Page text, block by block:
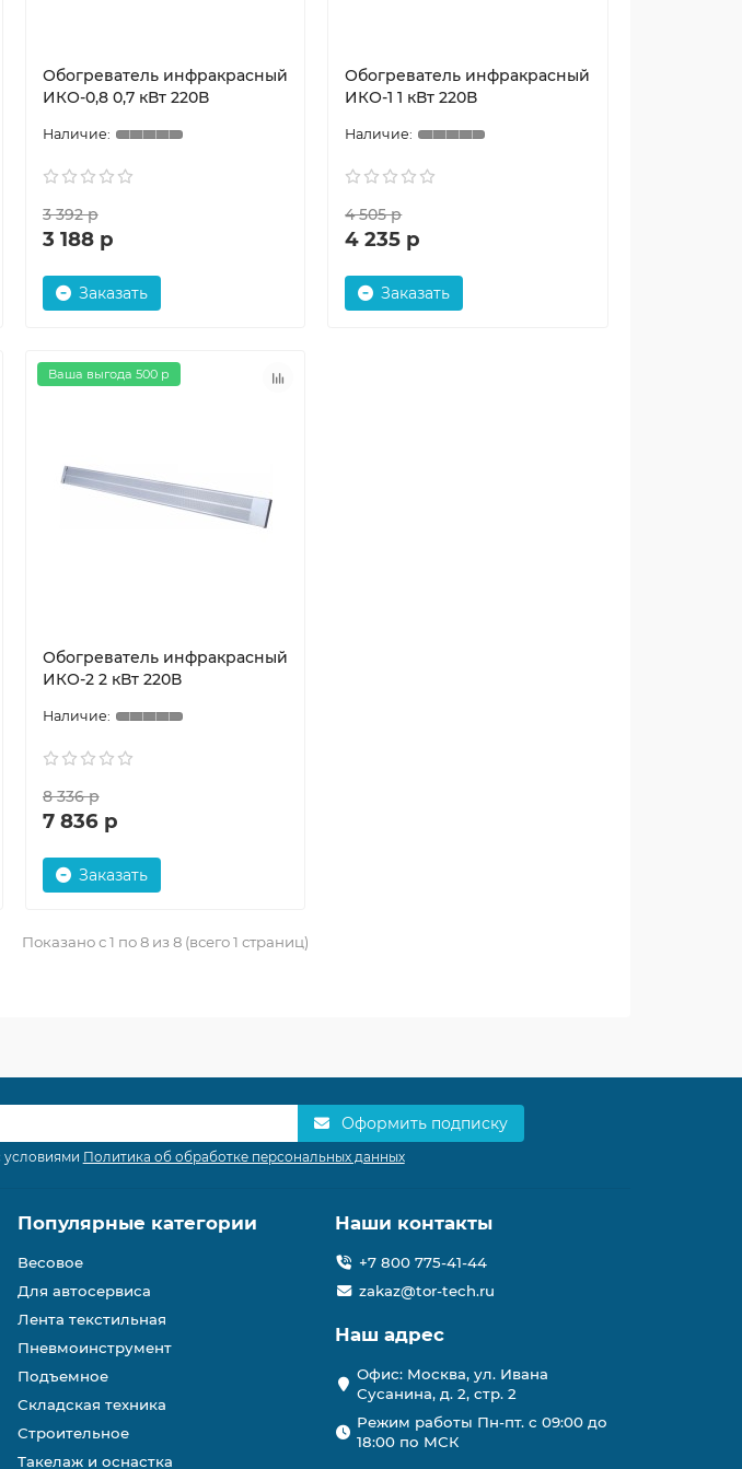
Обогреватель инфракрасный
ИКО-0,8 0,7 кВт 220В
3 392 р
3 188 р
Заказать
Обогреватель инфракрасный
ИКО-1 1 кВт 220В
4 505 р
4 235 р
Заказать
Ваша выгода 500 р
Обогреватель инфракрасный
ИКО-2 2 кВт 220В
8 336 р
7 836 р
Заказать
Показано с 1 по 8 из 8 (всего 1 страниц)
Оформить подписку
условиями Политика об обработке персональных данных
Популярные категории
Весовое
Для автосервиса
Лента текстильная
Пневмоинструмент
Подъемное
Складская техника
Строительное
Такелаж и оснастка
Наши контакты
+7 800 775-41-44
zakaz@tor-tech.ru
Наш адрес
Офис: Москва, ул. Ивана
Сусанина, д. 2, стр. 2
Режим работы Пн-пт. с 09:00 до
18:00 по МСК